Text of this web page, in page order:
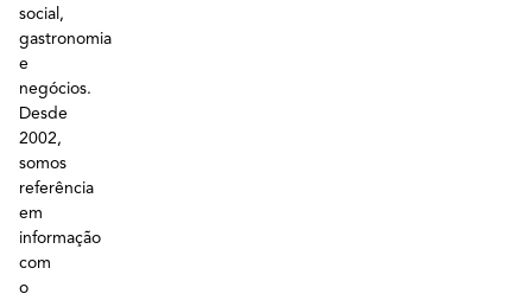
social,
gastronomia
e
negócios.
Desde
2002,
somos
referência
em
informação
com
o